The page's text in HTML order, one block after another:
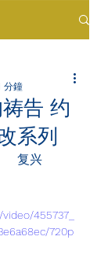
告 约
系列
分鐘
复兴
455737_
720p